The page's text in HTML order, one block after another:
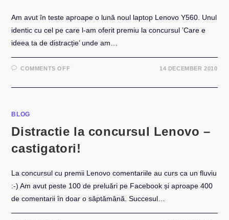
Am avut în teste aproape o lună noul laptop Lenovo Y560. Unul
identic cu cel pe care l-am oferit premiu la concursul ’Care e
ideea ta de distracție’ unde am…
COMMENTS OFFON
Y560
14 DECEMBER 2010
BLOG
Distractie la concursul Lenovo –
castigatori!
La concursul cu premii Lenovo comentariile au curs ca un fluviu
:-) Am avut peste 100 de preluări pe Facebook și aproape 400
de comentarii în doar o săptămână. Succesul…